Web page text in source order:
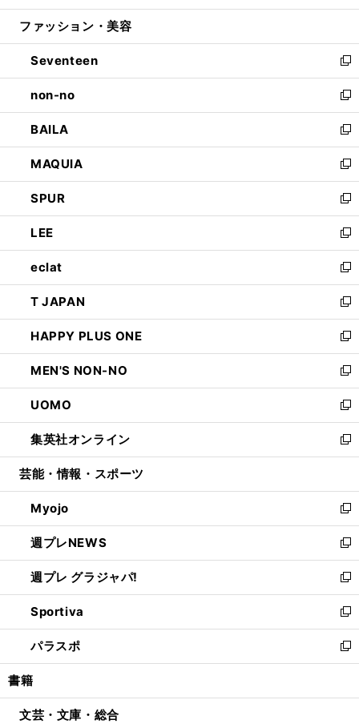
開
ウ
開
く
ン
ウ
で
開
く
ウ
ン
ド
ウ
で
開
く
ファッション・美容
Seventeen
新
し
い
ウ
ィ
ン
ド
ウ
で
開
く
non-no
新
し
い
ウ
ィ
ン
ド
ウ
で
開
く
BAILA
新
し
い
ウ
ィ
ン
ド
ウ
で
開
く
MAQUIA
新
し
い
ウ
ィ
ン
ド
ウ
で
開
く
SPUR
新
し
い
ウ
ィ
ン
ド
ウ
で
開
く
LEE
新
し
い
ウ
ィ
ン
ド
ウ
で
開
く
eclat
新
し
い
ウ
ィ
ン
ド
ウ
で
開
く
T JAPAN
新
し
い
ウ
ィ
ン
ド
ウ
で
開
HAPPY PLUS ONE
新
し
い
ウ
ィ
ン
ド
ウ
開
く
MEN'S NON-NO
新
し
い
ウ
ィ
ン
ウ
で
開
く
UOMO
新
し
い
ウ
ン
ド
ウ
で
開
く
集英社オンライン
新
し
ウ
ィ
ン
ド
ウ
で
開
く
芸能・情報・スポーツ
Myojo
新
し
い
ウ
ィ
ン
ド
ウ
で
開
週プレNEWS
新
し
い
ウ
ィ
ン
ド
ウ
開
週プレ グラジャパ!
新
し
い
ウ
ィ
ン
ウ
Sportiva
新
し
い
ウ
ン
パラスポ
新
し
ウ
書籍
文芸・文庫・総合